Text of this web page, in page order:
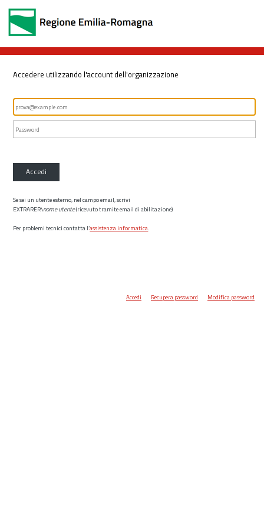
Accedere utilizzando l'account dell'organizzazione
Accedi
Se sei un utente esterno, nel campo email, scrivi
EXTRARER\nome utente(ricevuto tramite email di abilitazione)
Per problemi tecnici contatta l’assistenza informatica.
Accedi Recupera password Modifica password